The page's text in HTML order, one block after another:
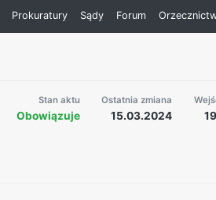
Prokuratury Sądy Forum
Stan aktu
Obowiązuje
Ostatnia zmiana
15.03.2024